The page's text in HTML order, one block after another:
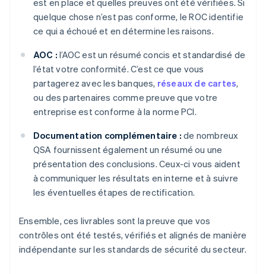
est en place et quelles preuves ont été vérifiées. Si
quelque chose n’est pas conforme, le ROC identifie
ce qui a échoué et en détermine les raisons.
AOC : l’AOC est un résumé concis et standardisé de
l’état votre conformité. C’est ce que vous
partagerez avec les banques, réseaux de cartes,
ou des partenaires comme preuve que votre
entreprise est conforme à la norme PCI.
Documentation complémentaire : de nombreux
QSA fournissent également un résumé ou une
présentation des conclusions. Ceux-ci vous aident
à communiquer les résultats en interne et à suivre
les éventuelles étapes de rectification.
Ensemble, ces livrables sont la preuve que vos
contrôles ont été testés, vérifiés et alignés de manière
indépendante sur les standards de sécurité du secteur.